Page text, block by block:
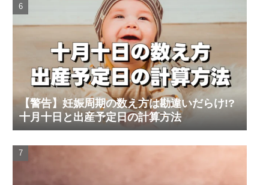
【警告】妊娠周期の数え方は勘違いだらけ!?
十月十日と出産予定日の計算方法